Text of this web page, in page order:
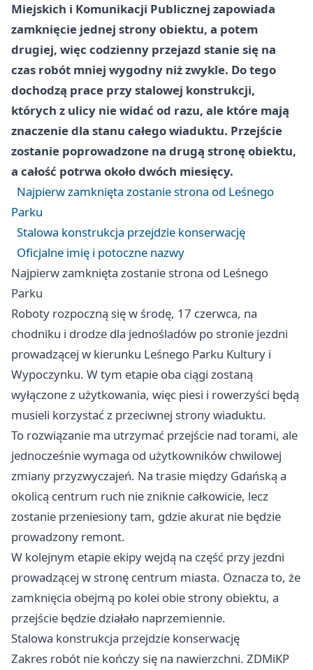
Miejskich i Komunikacji Publicznej zapowiada
zamknięcie jednej strony obiektu, a potem
drugiej, więc codzienny przejazd stanie się na
czas robót mniej wygodny niż zwykle. Do tego
dochodzą prace przy stalowej konstrukcji,
których z ulicy nie widać od razu, ale które mają
znaczenie dla stanu całego wiaduktu. Przejście
zostanie poprowadzone na drugą stronę obiektu,
a całość potrwa około dwóch miesięcy.
Najpierw zamknięta zostanie strona od Leśnego
Parku
Stalowa konstrukcja przejdzie konserwację
Oficjalne imię i potoczne nazwy
Najpierw zamknięta zostanie strona od Leśnego
Parku
Roboty rozpoczną się w środę, 17 czerwca, na
chodniku i drodze dla jednośladów po stronie jezdni
prowadzącej w kierunku Leśnego Parku Kultury i
Wypoczynku. W tym etapie oba ciągi zostaną
wyłączone z użytkowania, więc piesi i rowerzyści będą
musieli korzystać z przeciwnej strony wiaduktu.
To rozwiązanie ma utrzymać przejście nad torami, ale
jednocześnie wymaga od użytkowników chwilowej
zmiany przyzwyczajeń. Na trasie między Gdańską a
okolicą centrum ruch nie zniknie całkowicie, lecz
zostanie przeniesiony tam, gdzie akurat nie będzie
prowadzony remont.
W kolejnym etapie ekipy wejdą na część przy jezdni
prowadzącej w stronę centrum miasta. Oznacza to, że
zamknięcia obejmą po kolei obie strony obiektu, a
przejście będzie działało naprzemiennie.
Stalowa konstrukcja przejdzie konserwację
Zakres robót nie kończy się na nawierzchni. ZDMiKP